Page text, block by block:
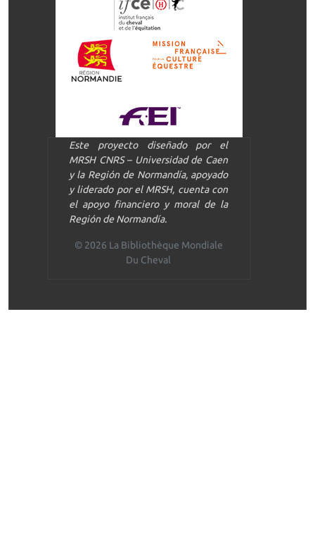
Este proyecto diseñado por el
MRSH CNRS – Universidad de Caen
y la Región de Normandía, apoyado
y liderado por el MRSH, cuenta con
el apoyo financiero y moral de la
Región de Normandía.
© 2026 La Bibliothèque Mondiale
Du Cheval